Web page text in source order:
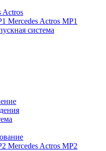
Actros
Mercedes Actros MP1
система
Mercedes Actros MP2